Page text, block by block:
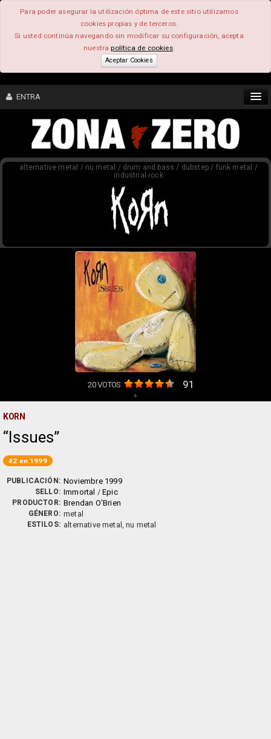
Para poder asegurar la utilización óptima de este sitio utilizamos
cookies propias y de terceros.
Si usted continúa navegando sin modificar su configuración, acepta
nuestrapolítica de cookies.
Aceptar Cookies
ENTRA
CONTENIDO
alternative metal / nu metal / drum and bass / dubstep / funk metal /
industrial rock
20VOTOS 91
+
KORN
Issues
#2 en 1999
PUBLICACIÓN: Noviembre 1999
SELLO: Immortal /Epic
PRODUCTOR: Brendan O'Brien
GÉNERO: metal
ESTILOS: alternative metal, nu metal